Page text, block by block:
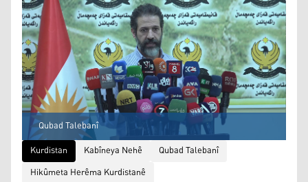
Qubad Talebanî
Kurdistan
Kabîneya Nehê
Qubad Talebanî
Hikûmeta Herêma Kurdistanê